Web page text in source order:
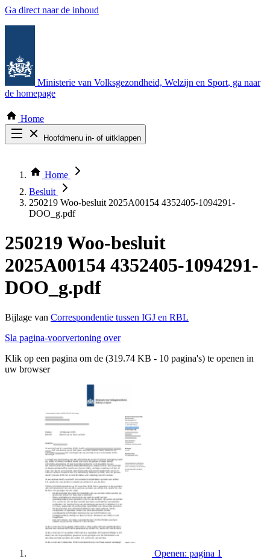
Ga direct naar de inhoud
Ministerie van Volksgezondheid, Welzijn en Sport, ga naar
de homepage
Home
Hoofdmenu in- of uitklappen
Thema COVID-19
Bekijk per bestuursorgaan
Home
Besluit
250219 Woo-besluit 2025A00154 4352405-1094291-
DOO_g.pdf
250219 Woo-besluit
2025A00154 4352405-1094291-
DOO_g.pdf
Bijlage van Correspondentie tussen IGJ en RBL
Sla pagina-voorvertoning over
Klik op een pagina om de (319.74 KB - 10 pagina's) te openen in
uw browser
Openen: pagina 1